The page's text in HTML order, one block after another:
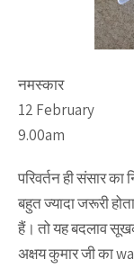
नमस्कार
12 February
9.00am
परिवर्तन ही संसार
बहुत ज्यादा जरूरी
हैं। तो यह बदलाव
अक्षय कुमार जी का